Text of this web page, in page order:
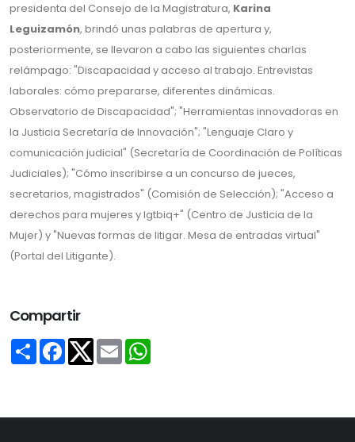
presidenta del Consejo de la Magistratura, Karina
Leguizamón, brindó unas palabras de apertura y,
posteriormente, se llevaron a cabo las siguientes charlas
relámpago: "Discapacidad y acceso al trabajo. Entrevistas
laborales: cómo prepararse, diferentes dinámicas.
Observatorio de Discapacidad"; "Herramientas innovadoras en
la Justicia Secretaría de Innovación"; "Lenguaje Claro y
comunicación judicial" (Secretaría de Coordinación de Políticas
Judiciales); "Cómo inscribirse a un concurso de jueces,
secretarios, magistrados" (Comisión de Selección); "Acceso a
derechos para mujeres y lgtbiq+" (Centro de Justicia de la
Mujer) y "Nuevas formas de litigar. Mesa de entradas virtual"
(Portal del Litigante).
Compartir
Share
Facebook
Twitter
Email